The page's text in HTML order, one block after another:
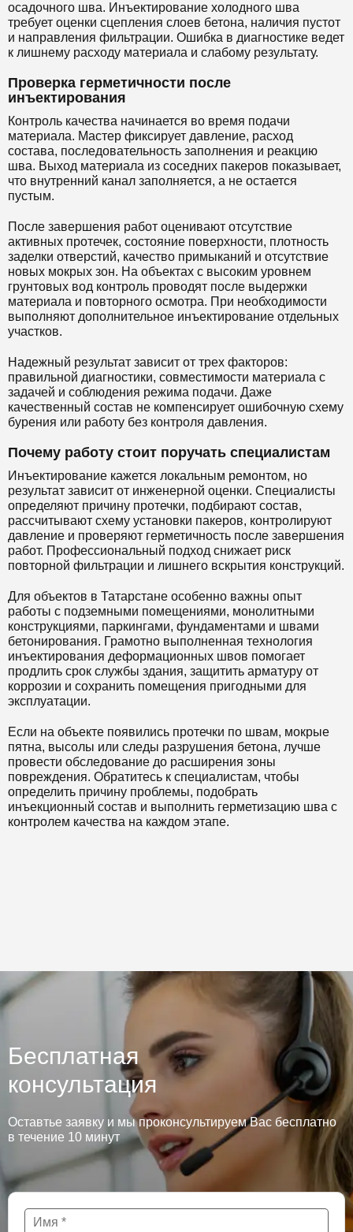
осадочного шва. Инъектирование холодного шва
требует оценки сцепления слоев бетона, наличия пустот
и направления фильтрации. Ошибка в диагностике ведет
к лишнему расходу материала и слабому результату.
Проверка герметичности после
инъектирования
Контроль качества начинается во время подачи
материала. Мастер фиксирует давление, расход
состава, последовательность заполнения и реакцию
шва. Выход материала из соседних пакеров показывает,
что внутренний канал заполняется, а не остается
пустым.
После завершения работ оценивают отсутствие
активных протечек, состояние поверхности, плотность
заделки отверстий, качество примыканий и отсутствие
новых мокрых зон. На объектах с высоким уровнем
грунтовых вод контроль проводят после выдержки
материала и повторного осмотра. При необходимости
выполняют дополнительное инъектирование отдельных
участков.
Надежный результат зависит от трех факторов:
правильной диагностики, совместимости материала с
задачей и соблюдения режима подачи. Даже
качественный состав не компенсирует ошибочную схему
бурения или работу без контроля давления.
Почему работу стоит поручать специалистам
Инъектирование кажется локальным ремонтом, но
результат зависит от инженерной оценки. Специалисты
определяют причину протечки, подбирают состав,
рассчитывают схему установки пакеров, контролируют
давление и проверяют герметичность после завершения
работ. Профессиональный подход снижает риск
повторной фильтрации и лишнего вскрытия конструкций.
Для объектов в Татарстане особенно важны опыт
работы с подземными помещениями, монолитными
конструкциями, паркингами, фундаментами и швами
бетонирования. Грамотно выполненная технология
инъектирования деформационных швов помогает
продлить срок службы здания, защитить арматуру от
коррозии и сохранить помещения пригодными для
эксплуатации.
Если на объекте появились протечки по швам, мокрые
пятна, высолы или следы разрушения бетона, лучше
провести обследование до расширения зоны
повреждения. Обратитесь к специалистам, чтобы
определить причину проблемы, подобрать
инъекционный состав и выполнить герметизацию шва с
контролем качества на каждом этапе.
Бесплатная
консультация
Оставтье заявку и мы проконсультируем Вас бесплатно
в течение 10 минут